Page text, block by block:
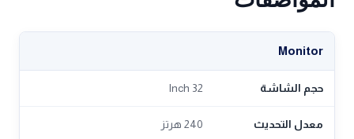
Monitor
حجم الشاشة 32 Inch
معدل التحديث 240 هرتز